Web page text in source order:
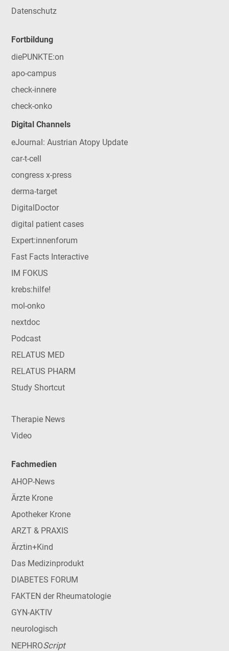
Datenschutz
Fortbildung
diePUNKTE:on
apo-campus
check-innere
check-onko
Digital Channels
eJournal: Austrian Atopy Update
car-t-cell
congress x-press
derma-target
DigitalDoctor
digital patient cases
Expert:innenforum
Fast Facts Interactive
IM FOKUS
krebs:hilfe!
mol-onko
nextdoc
Podcast
RELATUS MED
RELATUS PHARM
Study Shortcut
Therapie News
Video
Fachmedien
AHOP-News
Ärzte Krone
Apotheker Krone
ARZT & PRAXIS
Ärztin+Kind
Das Medizinprodukt
DIABETES FORUM
FAKTEN der Rheumatologie
GYN-AKTIV
neurologisch
NEPHROScript